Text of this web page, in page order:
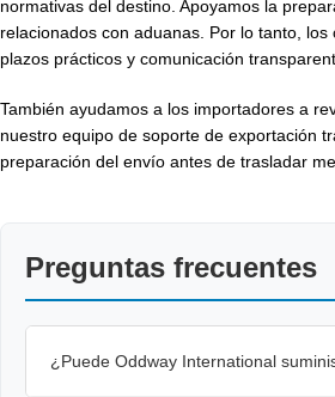
normativas del destino. Apoyamos la
relacionados con aduanas. Por lo tanto,
plazos prácticos y comunicación
También ayudamos a los importadores a
nuestro equipo de soporte de exportación
preparación del envío antes de trasladar
Preguntas frecuentes
¿Puede Oddway International